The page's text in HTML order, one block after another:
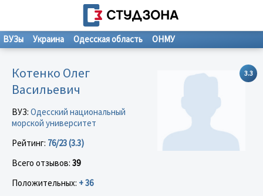
ВУЗы Украина Одесская область ОНМУ
3.3
Котенко Олег
Васильевич
ВУЗ: Одесский национальный
морской университет
Рейтинг: 76/23 (3.3)
Всего отзывов: 39
Положительных: + 36